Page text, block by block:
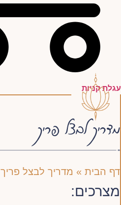
עגלת קניות
מדריך לבצל פריך
דף הבית » מדריך לבצל פריך
מצרכים: